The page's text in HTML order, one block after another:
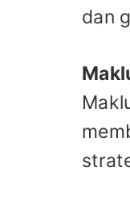
dan